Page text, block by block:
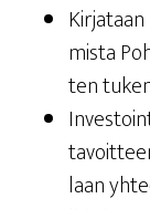
mis­ta
ten
laan